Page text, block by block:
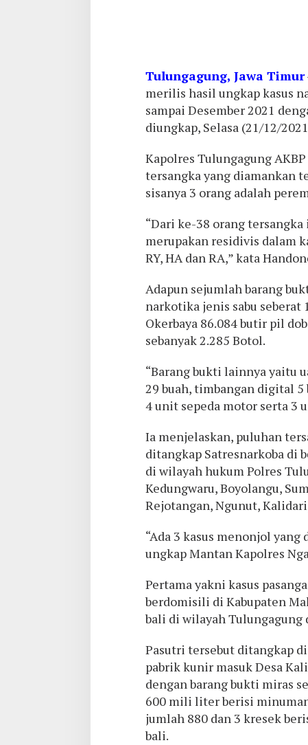
Tulungagung, Jawa Timur
merilis hasil ungkap kasus
sampai Desember 2021
diungkap, Selasa (21/12/
Kapolres Tulungagung
tersangka yang diamankan
sisanya 3 orang adalah
“Dari ke-38 orang
merupakan residivis dalam
RY, HA dan RA,” kata
Adapun sejumlah barang
narkotika jenis sabu seberat
Okerbaya 86.084 butir pil
sebanyak 2.285 Botol.
“Barang bukti lainnya yaitu
29 buah, timbangan digital 5
4 unit sepeda motor serta 3
Ia menjelaskan, puluhan
ditangkap Satresnarkoba di
di wilayah hukum Polres
Kedungwaru, Boyolangu,
Rejotangan, Ngunut,
“Ada 3 kasus menonjol
ungkap Mantan Kapolres
Pertama yakni kasus
berdomisili di Kabupaten
bali di wilayah Tulungagung
Pasutri tersebut ditangkap
pabrik kunir masuk Desa
dengan barang bukti miras
600 mili liter berisi
jumlah 880 dan 3 kresek
bali.